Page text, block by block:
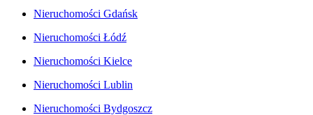
Nieruchomości Gdańsk
Nieruchomości Łódź
Nieruchomości Kielce
Nieruchomości Lublin
Nieruchomości Bydgoszcz